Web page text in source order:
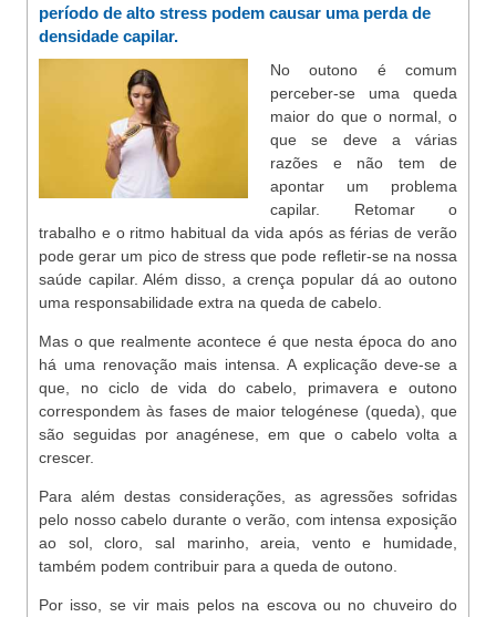
período de alto stress podem causar uma perda de
densidade capilar.
No outono é comum
perceber-se uma queda
maior do que o normal, o
que se deve a várias
razões e não tem de
apontar um problema
capilar. Retomar o
trabalho e o ritmo habitual da vida após as férias de verão
pode gerar um pico de stress que pode refletir-se na nossa
saúde capilar. Além disso, a crença popular dá ao outono
uma responsabilidade extra na queda de cabelo.
Mas o que realmente acontece é que nesta época do ano
há uma renovação mais intensa. A explicação deve-se a
que, no ciclo de vida do cabelo, primavera e outono
correspondem às fases de maior telogénese (queda), que
são seguidas por anagénese, em que o cabelo volta a
crescer.
Para além destas considerações, as agressões sofridas
pelo nosso cabelo durante o verão, com intensa exposição
ao sol, cloro, sal marinho, areia, vento e humidade,
também podem contribuir para a queda de outono.
Por isso, se vir mais pelos na escova ou no chuveiro do